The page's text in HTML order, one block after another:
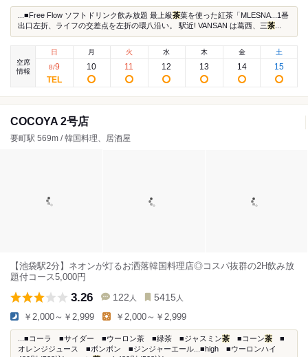
...■Free Flow ソフトドリンク飲み放題 最上級茶葉を使った紅茶「MLESNA...1番
出口左折、ライフの交差点を左折の環八沿い。 駅近! VANSAN は葛西、三茶
空席
情報
日
8/9
月
10
火
11
水
12
木
13
金
14
土
15
COCOYA 2号店
要町駅 569m / 韓国料理、居酒屋
【池袋駅2分】ネオンが灯るお洒落韓国料理店◎コスパ抜群の2H飲み放
題付コース5,000円
3.26 122 人 5415 人
￥2,000～￥2,999 ￥2,000～￥2,999
...■コーラ ■サイダー ■ウーロン茶 ■緑茶 ■ジャスミン茶 ■コーン茶 ■
オレンジジュース ■ボンボン ■ジンジャーエール...■high ■ウーロンハイ